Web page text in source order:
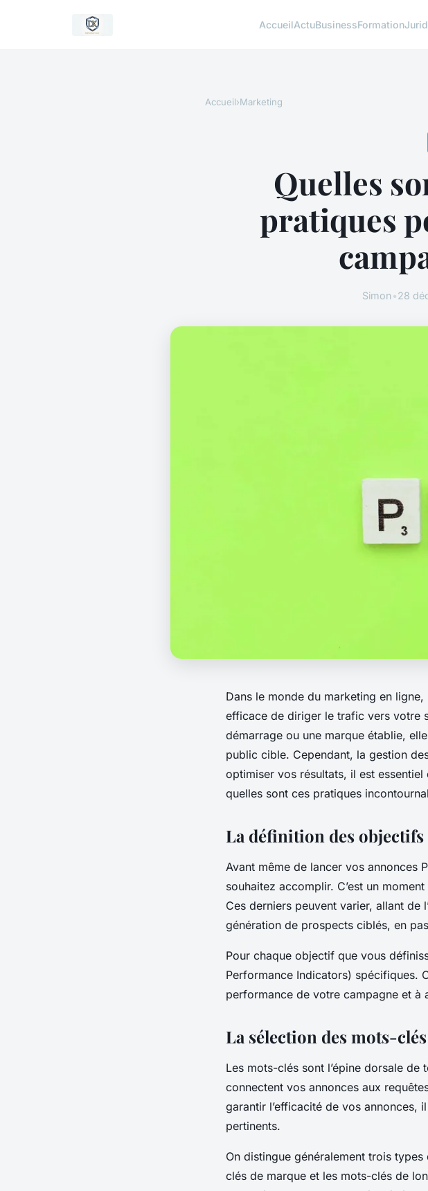
AccueilActuBusinessFormation
Accueil›Marketing
Quelles
pratiques
Simon•28
Dans le monde du marketing en
efficace de diriger le trafic vers votre
démarrage ou une marque établie,
public cible. Cependant, la gestion
optimiser vos résultats, il est
quelles sont ces pratiques
La définition des objectifs
Avant même de lancer vos annonces
souhaitez accomplir. C’est un
Ces derniers peuvent varier, allant de
génération de prospects ciblés, en
Pour chaque objectif que vous
Performance Indicators) spécifiques.
performance de votre campagne et à
La sélection des mots-
Les mots-clés sont l’épine dorsale
connectent vos annonces aux
garantir l’efficacité de vos annonces,
pertinents.
On distingue généralement trois
clés de marque et les mots-clés de